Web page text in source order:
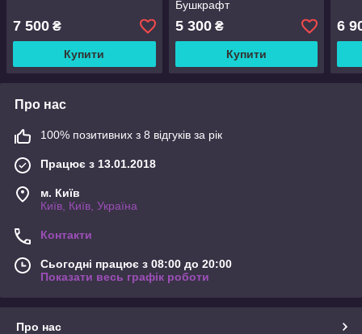
7 500 ₴
Купити
Бушкрафт
5 300₴
Купити
6
Про нас
100% позитивних з 8 відгуків за рік
Працює з 13.01.2018
м. Київ
Київ, Київ, Україна
Контакти
Сьогодні працює з 08:00 до 20:00
Показати весь графік роботи
Про нас